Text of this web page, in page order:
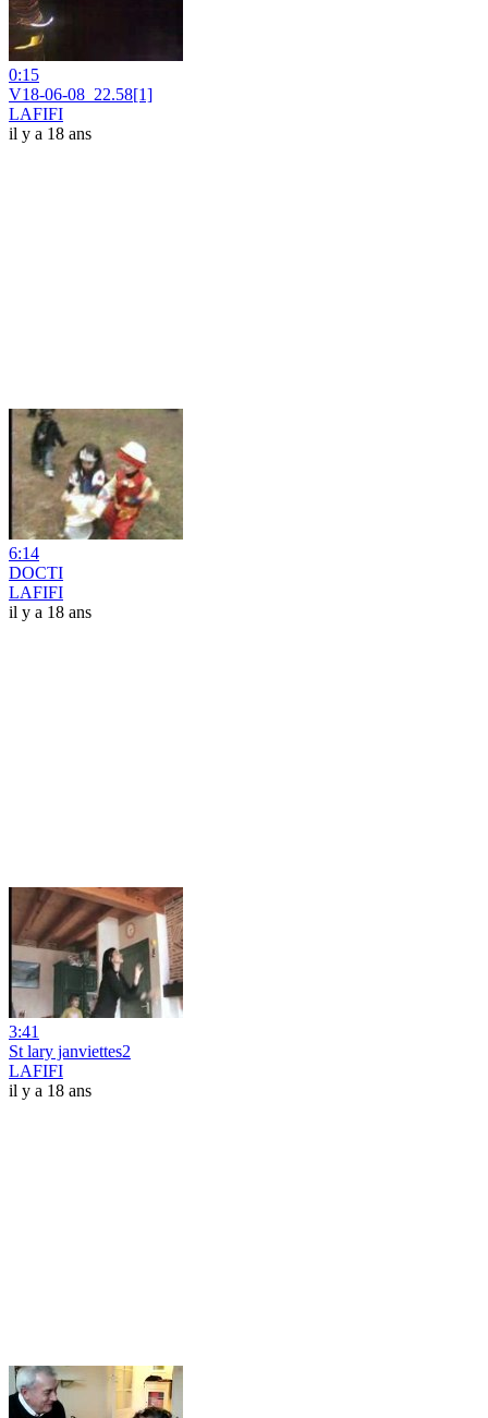
0:15
V18-06-08_22.58[1]
LAFIFI
il y a 18 ans
6:14
DOCTI
LAFIFI
il y a 18 ans
3:41
St lary janviettes2
LAFIFI
il y a 18 ans